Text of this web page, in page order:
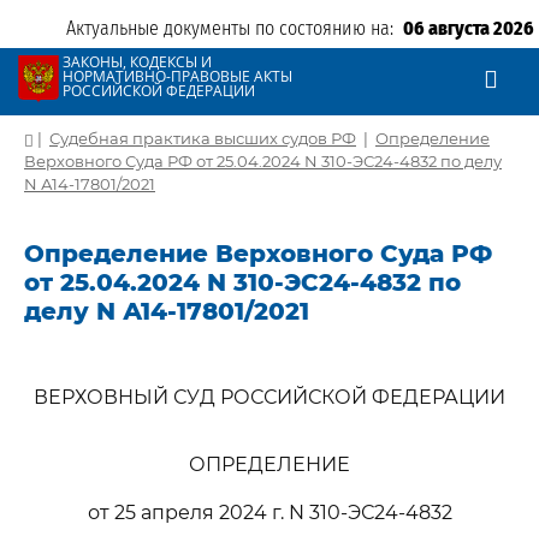
Актуальные документы по состоянию на: 06 августа 2026
ЗАКОНЫ, КОДЕКСЫ И
НОРМАТИВНО-ПРАВОВЫЕ АКТЫ
РОССИЙСКОЙ ФЕДЕРАЦИИ
| Судебная практика высших судов РФ | Определение
Верховного Суда РФ от 25.04.2024 N 310-ЭС24-4832 по делу
N А14-17801/2021
Определение Верховного Суда РФ
от 25.04.2024 N 310-ЭС24-4832 по
делу N А14-17801/2021
ВЕРХОВНЫЙ СУД РОССИЙСКОЙ ФЕДЕРАЦИИ
ОПРЕДЕЛЕНИЕ
от 25 апреля 2024 г. N 310-ЭС24-4832